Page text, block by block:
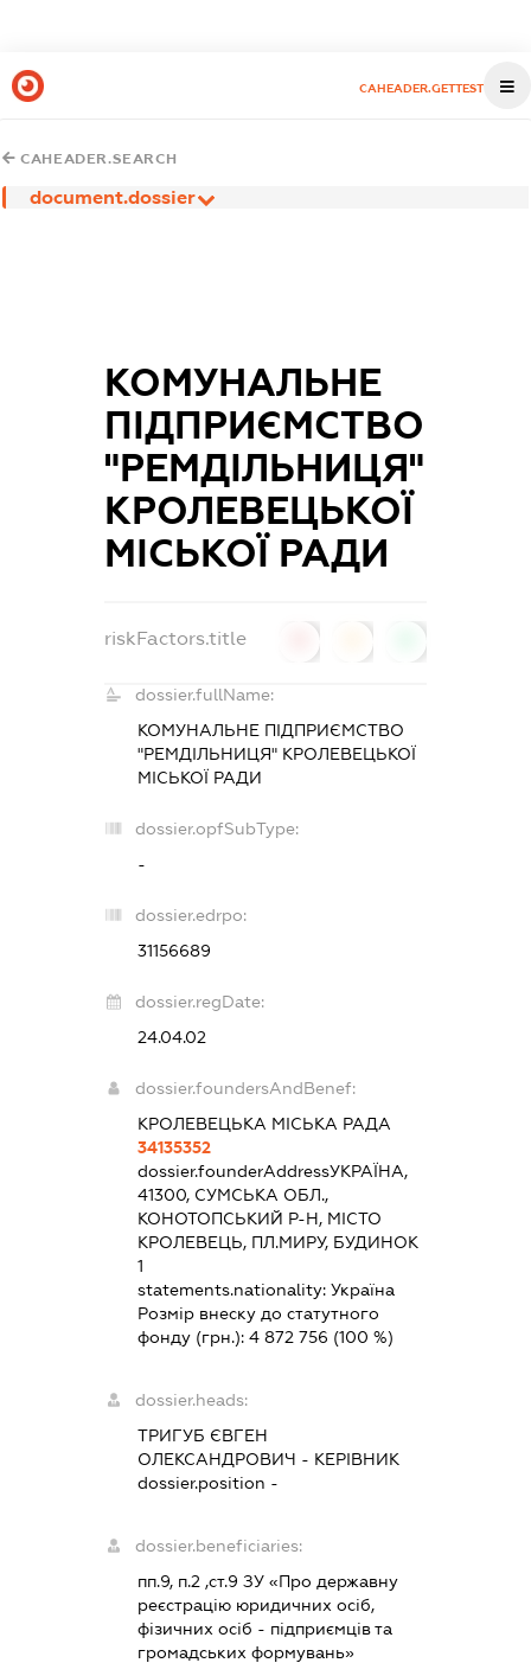
CAHEADER.GETTEST
CAHEADER.SEARCH
document.dossier
КОМУНАЛЬНЕ
ПІДПРИЄМСТВО
"РЕМДІЛЬНИЦЯ"
КРОЛЕВЕЦЬКОЇ
МІСЬКОЇ РАДИ
riskFactors.title
dossier.fullName:
КОМУНАЛЬНЕ ПІДПРИЄМСТВО
"РЕМДІЛЬНИЦЯ" КРОЛЕВЕЦЬКОЇ
МІСЬКОЇ РАДИ
dossier.opfSubType:
-
dossier.edrpo:
31156689
dossier.regDate:
24.04.02
dossier.foundersAndBenef:
КРОЛЕВЕЦЬКА МІСЬКА РАДА
34135352
dossier.founderAddressУКРАЇНА,
41300, СУМСЬКА ОБЛ.,
КОНОТОПСЬКИЙ Р-Н, МІСТО
КРОЛЕВЕЦЬ, ПЛ.МИРУ, БУДИНОК
1
statements.nationality: Україна
Розмір внеску до статутного
фонду (грн.): 4 872 756 (100 %)
dossier.heads:
ТРИГУБ ЄВГЕН
ОЛЕКСАНДРОВИЧ - КЕРІВНИК
dossier.position -
dossier.beneficiaries:
пп.9, п.2 ,ст.9 ЗУ «Про державну
реєстрацію юридичних осіб,
фізичних осіб - підприємців та
громадських формувань»